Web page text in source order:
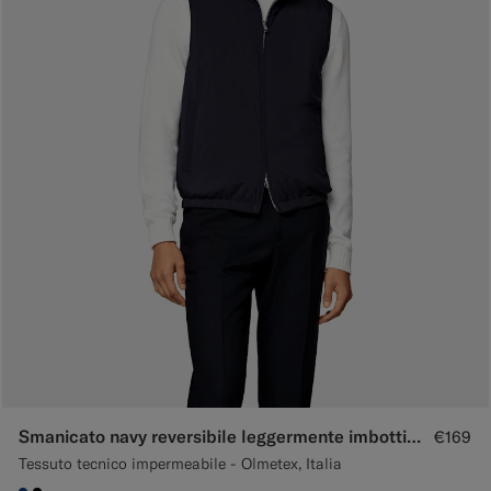
Smanicato navy reversibile leggermente imbottito con zip
Tessuto tecnico impermeabile - Olmetex, Italia
€169